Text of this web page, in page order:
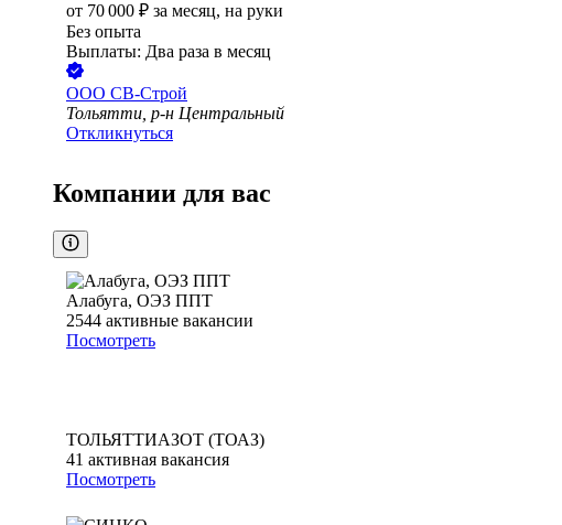
от 70 000 ₽ за месяц, на руки
Без опыта
Выплаты: Два раза в месяц
ООО СВ-Строй
Тольятти, р-н Центральный
Откликнуться
Компании для вас
Алабуга, ОЭЗ ППТ
2544 активные вакансии
Посмотреть
ТОЛЬЯТТИАЗОТ (ТОАЗ)
41 активная вакансия
Посмотреть